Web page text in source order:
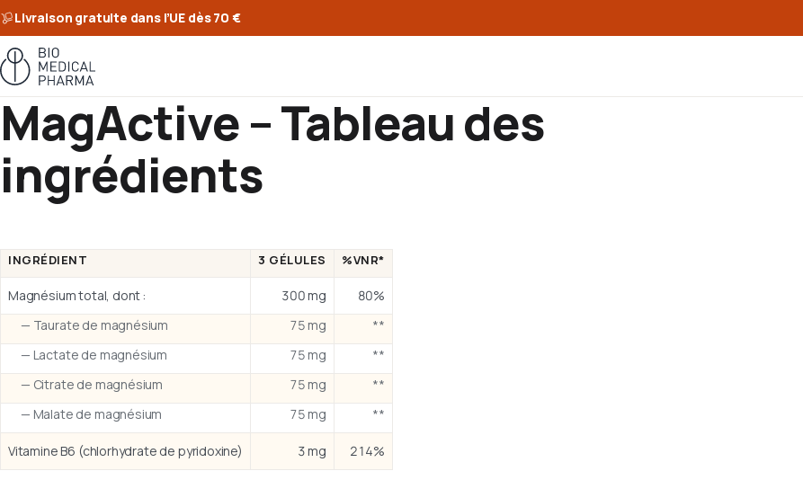
Livraison gratuite dans l’UE dès 70 €
MagActive – Tableau des
ingrédients
INGRÉDIENT 3 GÉLULES %VNR*
Magnésium total, dont : 300 mg
80%
— Taurate de magnésium
75 mg
**
— Lactate de magnésium
75 mg
**
— Citrate de magnésium
75 mg
**
— Malate de magnésium
75 mg **
Vitamine B6 (chlorhydrate de pyridoxine) 3 mg 214%